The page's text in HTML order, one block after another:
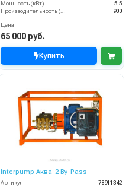
Мощность (кВт)
5.5
Производительность (л/ч)
900
Цена
65 000 руб.
Купить
Interpump Аква-2 By-Pass
Артикул
78911342